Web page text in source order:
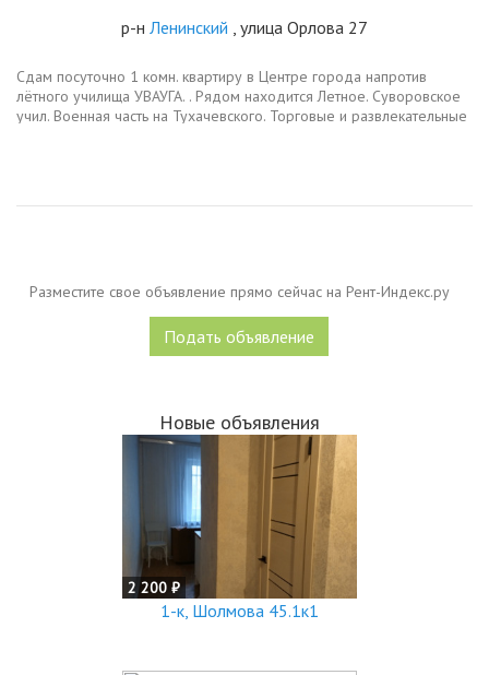
р-н Ленинский , улица Орлова 27
Сдам посуточно 1 комн. квартиру в Центре города напротив
лётного училища УВАУГА. . Рядом находится Летное. Суворовское
учил. Военная часть на Тухачевского. Торговые и развлекательные
Разместите свое объявление прямо сейчас на Рент-Индекс.ру
Подать объявление
Новые объявления
2 200 ₽
1-к, Шолмова 45.1к1